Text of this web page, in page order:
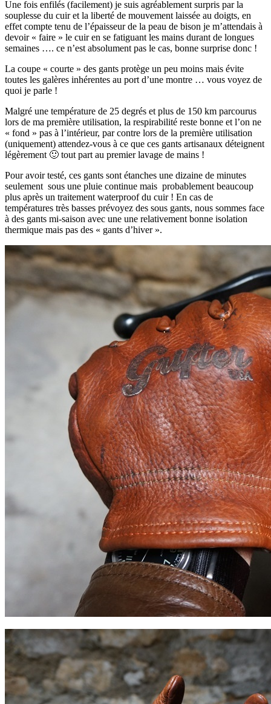
Une fois enfilés (facilement) je suis agréablement surpris par la
souplesse du cuir et la liberté de mouvement laissée au doigts, en
effet compte tenu de l’épaisseur de la peau de bison je m’attendais à
devoir « faire » le cuir en se fatiguant les mains durant de longues
semaines …. ce n’est absolument pas le cas, bonne surprise donc !
La coupe « courte » des gants protège un peu moins mais évite
toutes les galères inhérentes au port d’une montre … vous voyez de
quoi je parle !
Malgré une température de 25 degrés et plus de 150 km parcourus
lors de ma première utilisation, la respirabilité reste bonne et l’on ne
« fond » pas à l’intérieur, par contre lors de la première utilisation
(uniquement) attendez-vous à ce que ces gants artisanaux déteignent
légèrement 🙂 tout part au premier lavage de mains !
Pour avoir testé, ces gants sont étanches une dizaine de minutes
seulement sous une pluie continue mais probablement beaucoup
plus après un traitement waterproof du cuir ! En cas de
températures très basses prévoyez des sous gants, nous sommes face
à des gants mi-saison avec une une relativement bonne isolation
thermique mais pas des « gants d’hiver ».